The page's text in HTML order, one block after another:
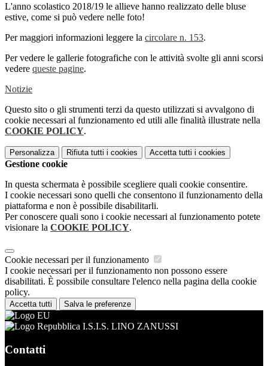
L'anno scolastico 2018/19 le allieve hanno realizzato delle bluse
estive, come si può vedere nelle foto!
Per maggiori informazioni leggere la circolare n. 153.
Per vedere le gallerie fotografiche con le attività svolte gli anni scorsi
vedere queste pagine.
Notizie
Questo sito o gli strumenti terzi da questo utilizzati si avvalgono di
cookie necessari al funzionamento ed utili alle finalità illustrate nella
COOKIE POLICY.
Personalizza Rifiuta tutti i cookies Accetta tutti i cookies
Gestione cookie
In questa schermata è possibile scegliere quali cookie consentire.
I cookie necessari sono quelli che consentono il funzionamento della
piattaforma e non è possibile disabilitarli.
Per conoscere quali sono i cookie necessari al funzionamento potete
visionare la COOKIE POLICY.
Cookie necessari per il funzionamento
I cookie necessari per il funzionamento non possono essere
disabilitati. È possibile consultare l'elenco nella pagina della cookie
policy.
Accetta tutti Salva le preferenze
I.S.I.S. LINO ZANUSSI
Contatti